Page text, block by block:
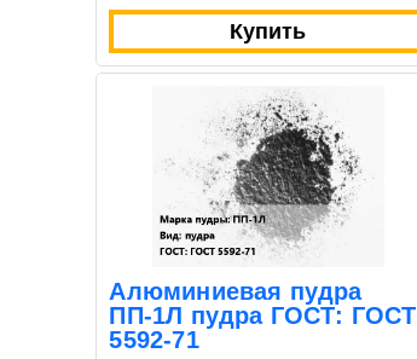
Купить
Алюминиевая пудра
ПП-1Л пудра ГОСТ: ГОСТ
5592-71